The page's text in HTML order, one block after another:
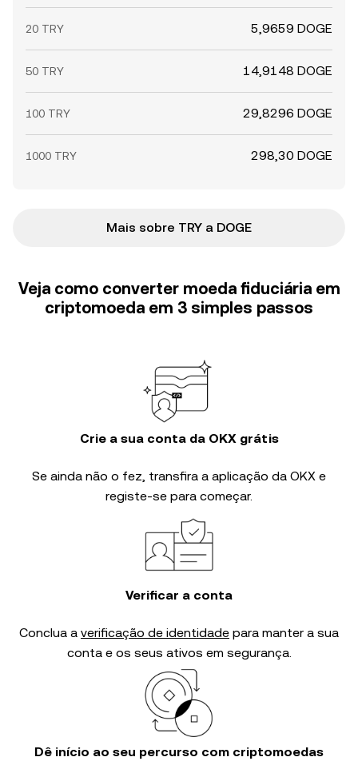
20 TRY 5,9659 DOGE
50 TRY 14,9148 DOGE
100 TRY 29,8296 DOGE
1000 TRY 298,30 DOGE
Mais sobre TRY a DOGE
Veja como converter moeda fiduciária em
criptomoeda em 3 simples passos
Crie a sua conta da OKX grátis
Se ainda não o fez, transfira a aplicação da OKX e
registe-se para começar.
Verificar a conta
Conclua a verificação de identidade para manter a sua
conta e os seus ativos em segurança.
Dê início ao seu percurso com criptomoedas